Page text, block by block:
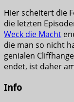
Hier scheitert die
die letzten
Weck die Macht
die man so nicht
genialen
endet, ist daher
Info